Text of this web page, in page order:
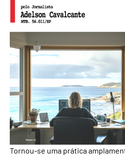
Tornou-se uma prática